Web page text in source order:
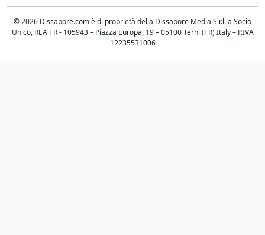
© 2026 Dissapore.com è di proprietà della Dissapore Media S.r.l. a Socio
Unico, REA TR - 105943 – Piazza Europa, 19 – 05100 Terni (TR) Italy – P.IVA
12235531006